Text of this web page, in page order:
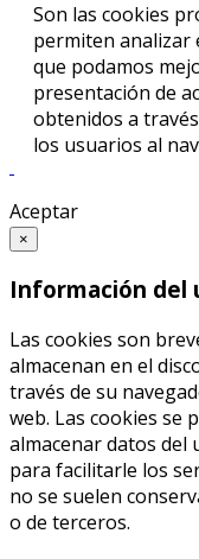
Son las cookies
permiten analizar
que podamos
presentación de
obtenidos a
los usuarios al
Aceptar
×
Información del
Las cookies son
almacenan en el
través de su
web. Las cookies se
almacenar datos del
para facilitarle los
no se suelen
o de terceros.